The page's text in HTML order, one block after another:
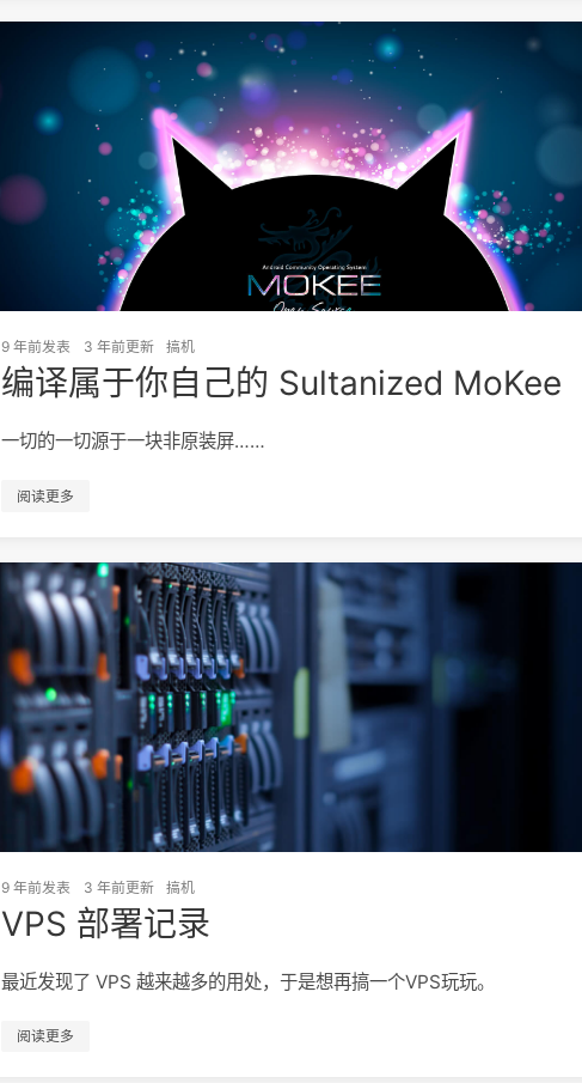
9 年前发表 3 年前更新 搞机
编译属于你自己的 Sultanized MoKee
一切的一切源于一块非原装屏……
阅读更多
9 年前发表 3 年前更新 搞机
VPS 部署记录
最近发现了 VPS 越来越多的用处，于是想再搞一个VPS玩玩。
阅读更多